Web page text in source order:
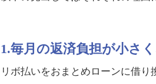
1.毎月の返済負担が小さ
リボ払いをおまとめローンに借